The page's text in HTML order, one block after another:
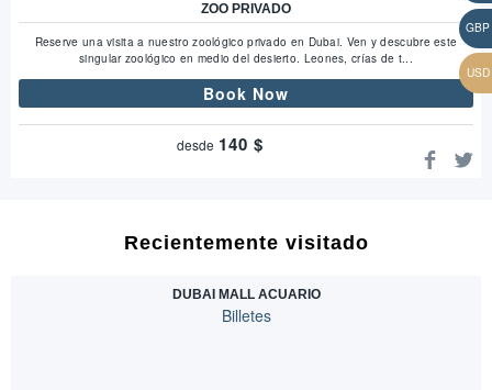
ZOO PRIVADO
Reserve una visita a nuestro zoológico privado en Dubai. Ven y descubre este
singular zoológico en medio del desierto. Leones, crías de t...
Book Now
desde 140 $
Recientemente visitado
DUBAI MALL ACUARIO
Billetes